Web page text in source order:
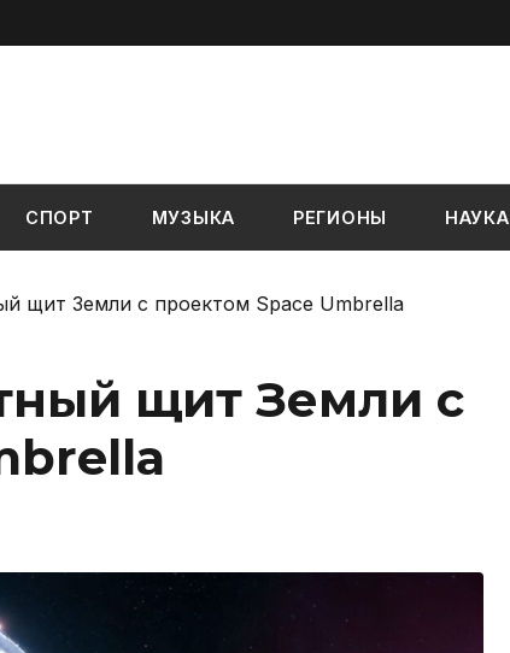
СПОРТ МУЗЫКА РЕГИОНЫ НАУКА
щит Земли с проектом Space Umbrella
щит Земли с